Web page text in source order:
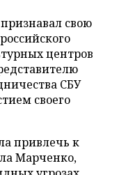
свою
центров
СБУ
своего
привлечь к
Марченко,